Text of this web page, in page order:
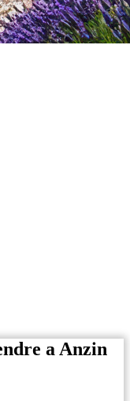
a Anzin